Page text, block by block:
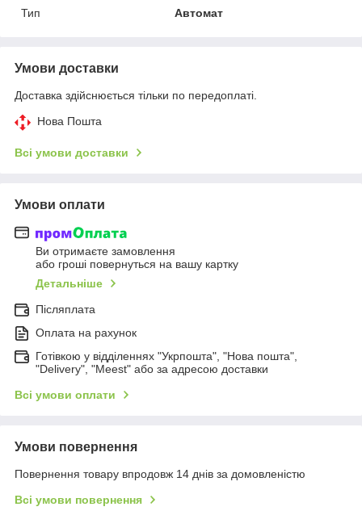
Тип
Автомат
Умови доставки
Доставка здійснюється тільки по передоплаті.
Нова Пошта
Всі умови доставки
Умови оплати
Ви отримаєте замовлення
або гроші повернуться на вашу картку
Детальніше
Післяплата
Оплата на рахунок
Готівкою у відділеннях "Укрпошта", "Нова пошта",
"Delivery", "Meest" або за адресою доставки
Всі умови оплати
Умови повернення
Повернення товару впродовж 14 днів за домовленістю
Всі умови повернення